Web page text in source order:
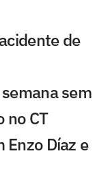
de
sem
no CT
Enzo Díaz e